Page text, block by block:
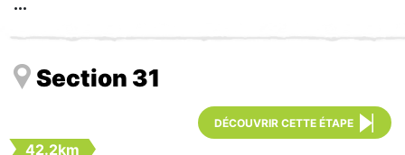
Section 31
DÉCOUVRIR CETTE ÉTAPE
42.2km